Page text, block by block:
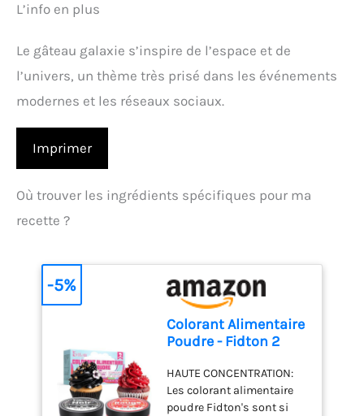
L’info en plus
Le gâteau galaxie s’inspire de l’espace et de
l’univers, un thème très prisé dans les événements
modernes et les réseaux sociaux.
Imprimer
Où trouver les ingrédients spécifiques pour ma
recette ?
Colorant Alimentaire
Poudre - Fidton 2
Alimentaires
Hydrosoluble Ultra
Haute Concentration
HAUTE CONCENTRATION:
Les colorant alimentaire
poudre Fidton's sont si
-5%